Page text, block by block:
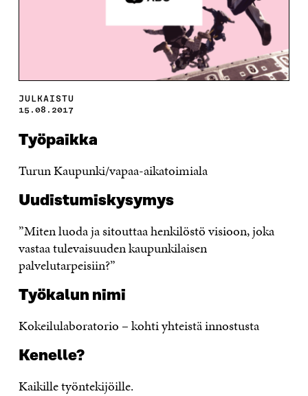
JULKAISTU
15.08.2017
Työpaikka
Turun Kaupunki/vapaa-aikatoimiala
Uudistumiskysymys
”Miten luoda ja sitouttaa henkilöstö visioon, joka
vastaa tulevaisuuden kaupunkilaisen
palvelutarpeisiin?”
Työkalun nimi
Kokeilulaboratorio – kohti yhteistä innostusta
Kenelle?
Kaikille työntekijöille.